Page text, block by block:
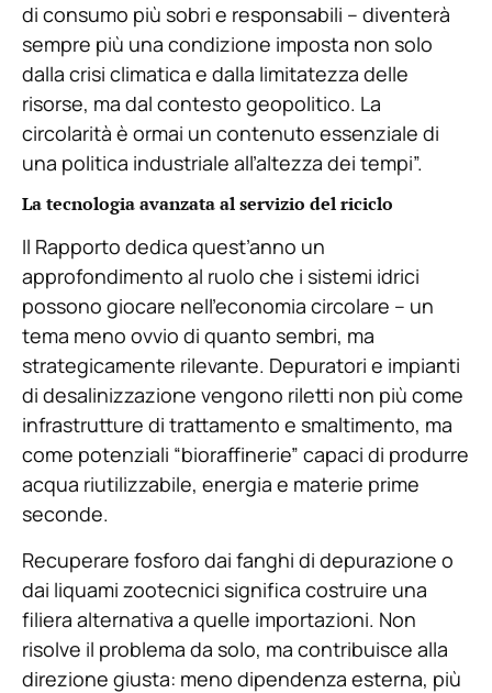
di consumo più sobri e responsabili – diventerà
sempre più una condizione imposta non solo
dalla crisi climatica e dalla limitatezza delle
risorse, ma dal contesto geopolitico. La
circolarità è ormai un contenuto essenziale di
una politica industriale all’altezza dei tempi”.
La tecnologia avanzata al servizio del riciclo
Il Rapporto dedica quest’anno un
approfondimento al ruolo che i sistemi idrici
possono giocare nell’economia circolare – un
tema meno ovvio di quanto sembri, ma
strategicamente rilevante. Depuratori e impianti
di desalinizzazione vengono riletti non più come
infrastrutture di trattamento e smaltimento, ma
come potenziali “bioraffinerie” capaci di produrre
acqua riutilizzabile, energia e materie prime
seconde.
Recuperare fosforo dai fanghi di depurazione o
dai liquami zootecnici significa costruire una
filiera alternativa a quelle importazioni. Non
risolve il problema da solo, ma contribuisce alla
direzione giusta: meno dipendenza esterna, più